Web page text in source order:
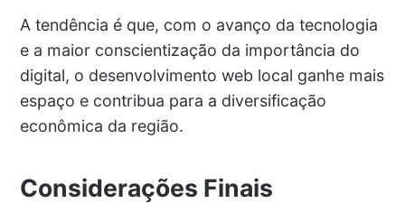
A tendência é que, com o avanço da tecnologia
e a maior conscientização da importância do
digital, o desenvolvimento web local ganhe mais
espaço e contribua para a diversificação
econômica da região.
Considerações Finais